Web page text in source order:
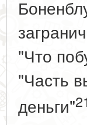
"Что
"Часть
деньги"